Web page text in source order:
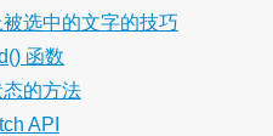
选中的文字的技巧
函数
的方法
API